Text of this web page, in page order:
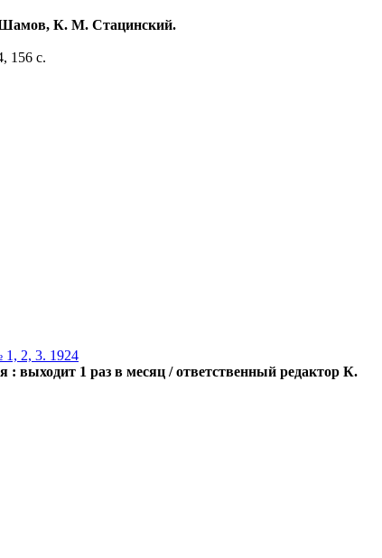
Шамов, К. М. Стацинский.
156 с.
1, 2, 3. 1924
: выходит 1 раз в месяц / ответственный редактор К.